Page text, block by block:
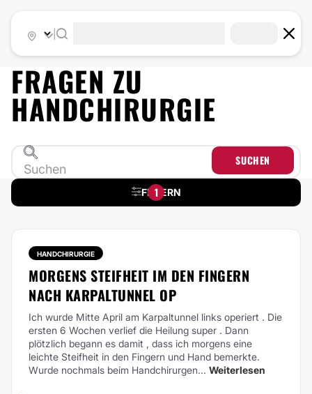
FRAGEN ZU
HANDCHIRURGIE
SUCHEN
FILTERN
1
HANDCHIRURGIE
MORGENS STEIFHEIT IM DEN FINGERN
NACH KARPALTUNNEL OP
Ich wurde Mitte April am Karpaltunnel links operiert . Die
ersten 6 Wochen verlief die Heilung super . Dann
plötzlich begann es damit , dass ich morgens eine
leichte Steifheit in den Fingern und Hand bemerkte.
Wurde nochmals beim Handchirurgen... Weiterlesen